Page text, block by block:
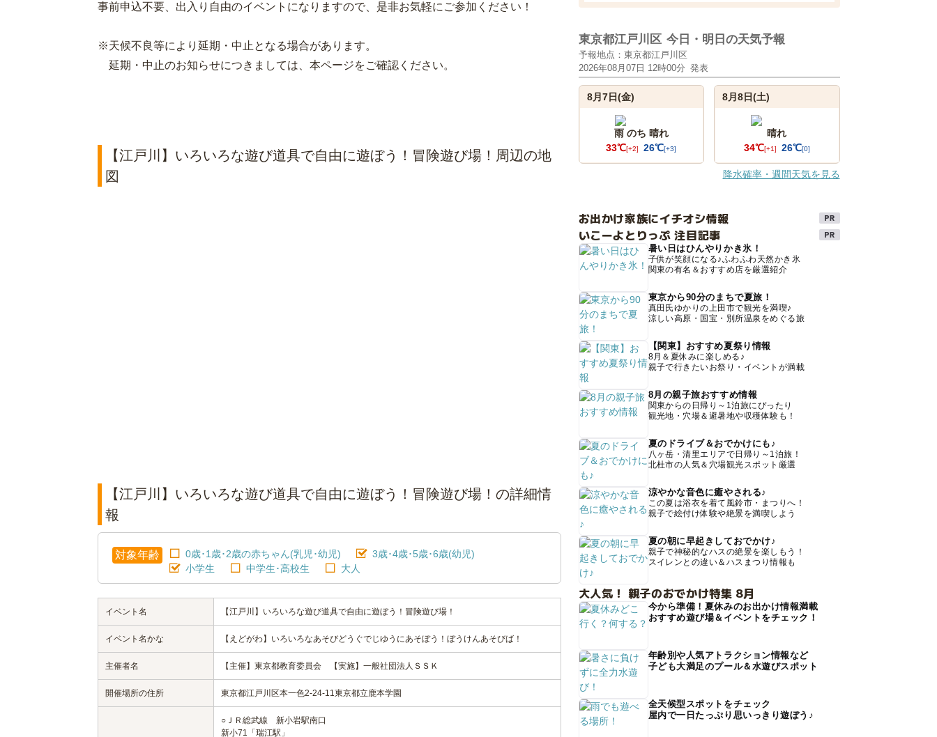
事前申込不要、出入り自由のイベントになりますので、是非お気軽にご参加ください！
※天候不良等により延期・中止となる場合があります。
延期・中止のお知らせにつきましては、本ページをご確認ください。
【江戸川】いろいろな遊び道具で自由に遊ぼう！冒険遊び場！周辺の地
図
【江戸川】いろいろな遊び道具で自由に遊ぼう！冒険遊び場！の詳細情
報
対象年齢 0歳･1歳･2歳の赤ちゃん(乳児･幼児)
3歳･4歳･5歳･6歳(幼児)
小学生
中学生･高校生 大人
イベント名 【江戸川】いろいろな遊び道具で自由に遊ぼう！冒険遊び場！
イベント名かな 【えどがわ】いろいろなあそびどうぐでじゆうにあそぼう！ぼうけんあそびば！
主催者名 【主催】東京都教育委員会 【実施】一般社団法人ＳＳＫ
開催場所の住所 東京都江戸川区本一色2-24-11東京都立鹿本学園
○ＪＲ総武線 新小岩駅南口
新小71「瑞江駅」
東京都江戸川区 今日・明日の天気予報
予報地点：東京都江戸川区
2026年08月07日 12時00分 発表
8月7日(金)
雨 のち 晴れ
33℃[+2] 26℃[+3]
8月8日(土)
晴れ
34℃[+1] 26℃[0]
降水確率・週間天気を見る
お出かけ家族にイチオシ情報
いこーよとりっぷ 注目記事
暑い日はひんやりかき氷！
子供が笑顔になる♪ふわふわ天然かき氷
関東の有名＆おすすめ店を厳選紹介
東京から90分のまちで夏旅！
真田氏ゆかりの上田市で観光を満喫♪
涼しい高原・国宝・別所温泉をめぐる旅
【関東】おすすめ夏祭り情報
8月＆夏休みに楽しめる♪
親子で行きたいお祭り・イベントが満載
8月の親子旅おすすめ情報
関東からの日帰り～1泊旅にぴったり
観光地・穴場＆避暑地や収穫体験も！
夏のドライブ＆おでかけにも♪
八ヶ岳・清里エリアで日帰り～1泊旅！
北杜市の人気＆穴場観光スポット厳選
涼やかな音色に癒やされる♪
この夏は浴衣を着て風鈴市・まつりへ！
親子で絵付け体験や絶景を満喫しよう
夏の朝に早起きしておでかけ♪
親子で神秘的なハスの絶景を楽しもう！
スイレンとの違い＆ハスまつり情報も
大人気！ 親子のおでかけ特集 8月
今から準備！夏休みのお出かけ情報満載
おすすめ遊び場＆イベントをチェック！
年齢別や人気アトラクション情報など
子ども大満足のプール＆水遊びスポット
全天候型スポットをチェック
屋内で一日たっぷり思いっきり遊ぼう♪